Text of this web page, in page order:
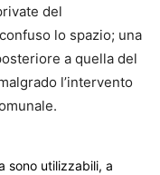
del
lo spazio; una
a quella del
l’intervento
sono utilizzabili, a